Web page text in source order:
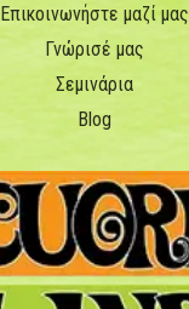
Επικοινωνήστε μαζί μας
Γνώρισέ μας
Σεμινάρια
Blog